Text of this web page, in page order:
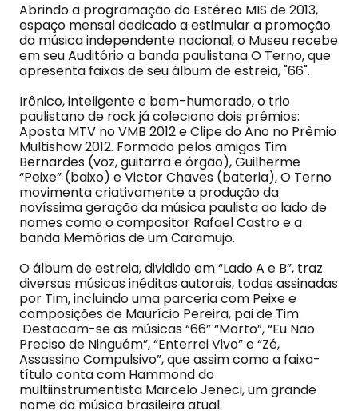
Abrindo a programação do Estéreo MIS de 2013,
espaço mensal dedicado a estimular a promoção
da música independente nacional, o Museu recebe
em seu Auditório a banda paulistana O Terno, que
apresenta faixas de seu álbum de estreia, "66".
Irônico, inteligente e bem-humorado, o trio
paulistano de rock já coleciona dois prêmios:
Aposta MTV no VMB 2012 e Clipe do Ano no Prêmio
Multishow 2012. Formado pelos amigos Tim
Bernardes (voz, guitarra e órgão), Guilherme
“Peixe” (baixo) e Victor Chaves (bateria), O Terno
movimenta criativamente a produção da
novíssima geração da música paulista ao lado de
nomes como o compositor Rafael Castro e a
banda Memórias de um Caramujo.
O álbum de estreia, dividido em “Lado A e B”, traz
diversas músicas inéditas autorais, todas assinadas
por Tim, incluindo uma parceria com Peixe e
composições de Maurício Pereira, pai de Tim.
Destacam-se as músicas “66” “Morto”, “Eu Não
Preciso de Ninguém”, “Enterrei Vivo” e “Zé,
Assassino Compulsivo”, que assim como a faixa-
título conta com Hammond do
multiinstrumentista Marcelo Jeneci, um grande
nome da música brasileira atual.